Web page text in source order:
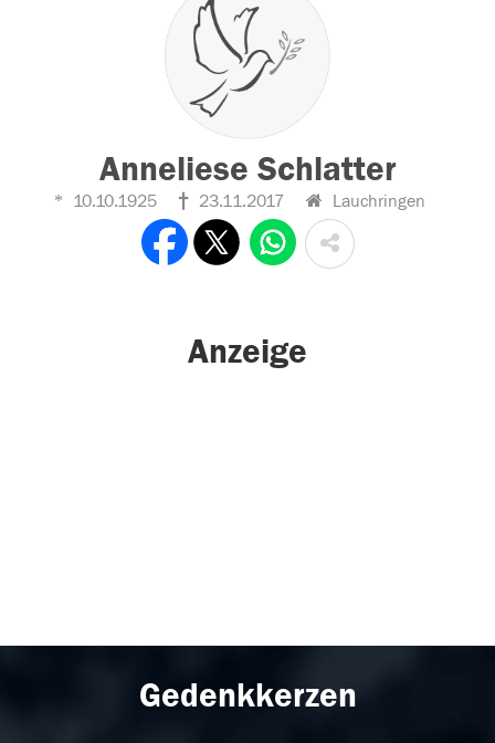
Anneliese Schlatter
10.10.1925 23.11.2017 Lauchringen
Anzeige
Gedenkkerzen